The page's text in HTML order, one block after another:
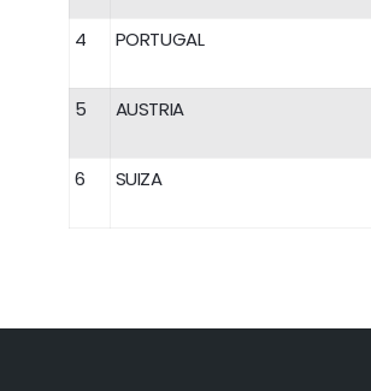
4 PORTUGAL
5 AUSTRIA
6 SUIZA